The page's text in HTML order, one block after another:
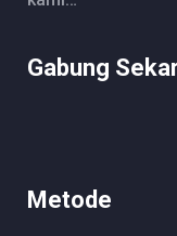
Gabung
Metode